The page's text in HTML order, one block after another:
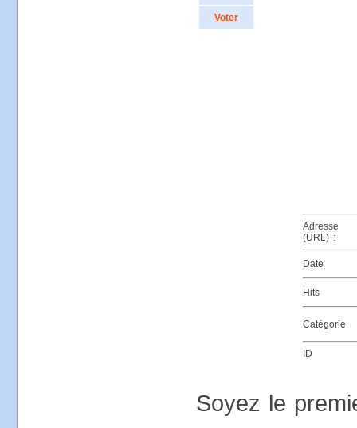
Voter
Adresse
(URL) :
Date
Hits
Catégorie
ID
Soyez le